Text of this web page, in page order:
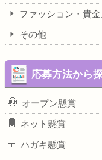
ファッション・貴金
その他
応募方法から
オープン懸賞
ネット懸賞
ハガキ懸賞